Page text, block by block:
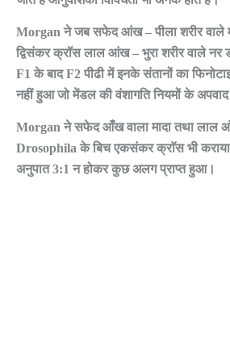
Morgan ने जब सफेद आंख – पीला शरीर वाले
द्विसंकर क्रॉस लाल आंख – भुरा शरीर वाले नर
F1 के बाद F2 पीढी में इनके संतानों का
नहीं हुआ जो मेंडल की वंशागति नियमों के
Morgan ने सफेद आँख वाला मादा तथा लाल
Drosophila के बिच एकसंकर क्राॅस भी कराया
अनुपात 3:1 न होकर कुछ अलग प्राप्त हुआ।